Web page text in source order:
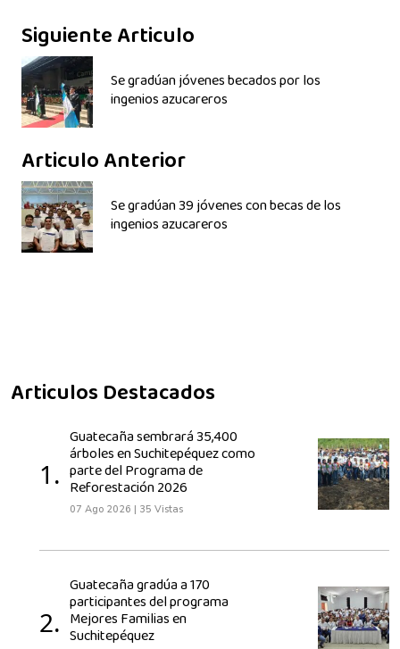
Siguiente Articulo
Se gradúan jóvenes becados por los
ingenios azucareros
Articulo Anterior
Se gradúan 39 jóvenes con becas de los
ingenios azucareros
Articulos Destacados
1.
Guatecaña sembrará 35,400
árboles en Suchitepéquez como
parte del Programa de
Reforestación 2026
07 Ago 2026 | 35 Vistas
2.
Guatecaña gradúa a 170
participantes del programa
Mejores Familias en
Suchitepéquez